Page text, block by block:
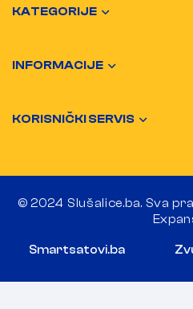
KATEGORIJE
INFORMACIJE
KORISNIČKI SERVIS
© 2024 Slušalice.ba. Sva
Smartsatovi.ba